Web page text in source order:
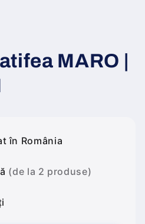
MARO |
în România
(de la 2 produse)